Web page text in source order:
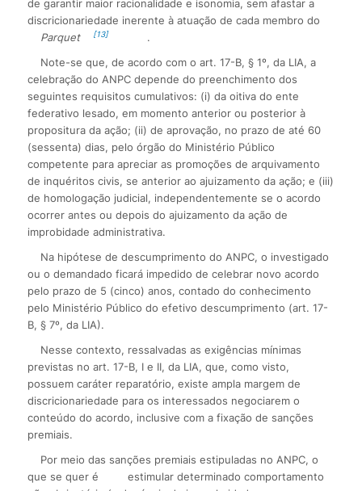
de garantir maior racionalidade e isonomia, sem afastar a
discricionariedade inerente à atuação de cada membro do
Parquet
[13]
.
Note-se que, de acordo com o art. 17-B, § 1º, da LIA, a
celebração do ANPC depende do preenchimento dos
seguintes requisitos cumulativos: (i) da oitiva do ente
federativo lesado, em momento anterior ou posterior à
propositura da ação; (ii) de aprovação, no prazo de até 60
(sessenta) dias, pelo órgão do Ministério Público
competente para apreciar as promoções de arquivamento
de inquéritos civis, se anterior ao ajuizamento da ação; e (iii)
de homologação judicial, independentemente se o acordo
ocorrer antes ou depois do ajuizamento da ação de
improbidade administrativa.
Na hipótese de descumprimento do ANPC, o investigado
ou o demandado ficará impedido de celebrar novo acordo
pelo prazo de 5 (cinco) anos, contado do conhecimento
pelo Ministério Público do efetivo descumprimento (art. 17-
B, § 7º, da LIA).
Nesse contexto, ressalvadas as exigências mínimas
previstas no art. 17-B, I e II, da LIA, que, como visto,
possuem caráter reparatório, existe ampla margem de
discricionariedade para os interessados negociarem o
conteúdo do acordo, inclusive com a fixação de sanções
premiais.
Por meio das sanções premiais estipuladas no ANPC, o
que se quer é
estimular determinado comportamento